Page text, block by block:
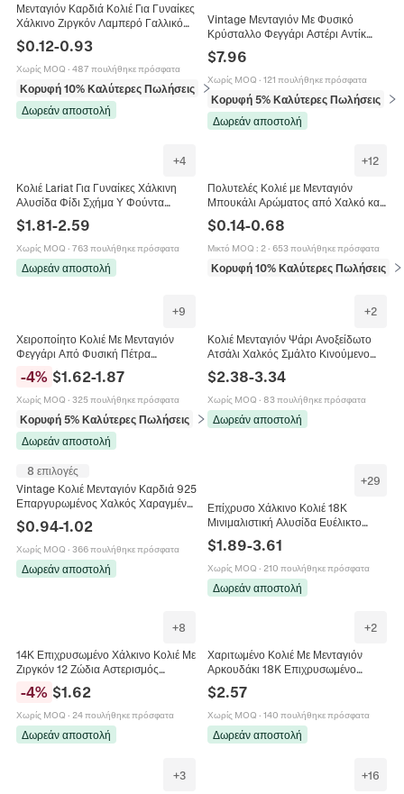
Μενταγιόν Καρδιά Κολιέ Για Γυναίκες
Χάλκινο Ζιργκόν Λαμπερό Γαλλικό
Δώρο
$0.12-0.93
Χωρίς MOQ · 487 πουλήθηκε πρόσφατα
Κορυφή 10% Καλύτερες Πωλήσεις
σε Κολιέ
Δωρεάν αποστολή
Vintage Μενταγιόν Με Φυσικό
Κρύσταλλο Φεγγάρι Αστέρι Αντίκ
Μπρούτζος Χαλκός Χειροποίητα
Κοσμήματα Boho Δώρο Γυναίκες
$7.96
Χωρίς MOQ · 121 πουλήθηκε πρόσφατα
Κορυφή 5% Καλύτερες Πωλήσεις
σε
Δωρεάν αποστολή
+4
Κολιέ Lariat Για Γυναίκες Χάλκινη
Αλυσίδα Φίδι Σχήμα Υ Φούντα
Μακρύς Κόμπος Σχέδιο
Μινιμαλιστικά Κοσμήματα Μόδας
$1.81-2.59
Χωρίς MOQ · 763 πουλήθηκε πρόσφατα
Δωρεάν αποστολή
+12
Πολυτελές Κολιέ με Μενταγιόν
Μπουκάλι Αρώματος από Χαλκό και
Ζιρκόνια Για Γυναίκες Πλήρες Στρας
Γεωμετρικό Ένθετο Αλυσίδα Κλείδας
Κοσμήματα
$0.14-0.68
Μικτό MOQ : 2· 653 πουλήθηκε πρόσφατα
Κορυφή 10% Καλύτερες Πωλήσεις
+9
Χειροποίητο Κολιέ Με Μενταγιόν
Φεγγάρι Από Φυσική Πέτρα
Vintage Κόσμημα Για Γυναίκες
-4% $1.62-1.87
Χωρίς MOQ · 325 πουλήθηκε πρόσφατα
Κορυφή 5% Καλύτερες Πωλήσεις
σε Κολιέ
Δωρεάν αποστολή
+2
Κολιέ Μενταγιόν Ψάρι Ανοξείδωτο
Ατσάλι Χαλκός Σμάλτο Κινούμενο
Γυναίκες Δώρο
$2.38-3.34
Χωρίς MOQ · 83 πουλήθηκε πρόσφατα
Δωρεάν αποστολή
8 επιλογές
Vintage Κολιέ Μενταγιόν Καρδιά 925
Επαργυρωμένος Χαλκός Χαραγμένα
Φίδι Κοσμήματα Γυναίκα
$0.94-1.02
Χωρίς MOQ · 366 πουλήθηκε πρόσφατα
Δωρεάν αποστολή
+29
Επίχρυσο Χάλκινο Κολιέ 18Κ
Μινιμαλιστική Αλυσίδα Ευέλικτο
Γυναικείο Κόσμημα Για Τον Λαιμό
Κομψό Μόδα
$1.89-3.61
Χωρίς MOQ · 210 πουλήθηκε πρόσφατα
Δωρεάν αποστολή
+8
14Κ Επιχρυσωμένο Χάλκινο Κολιέ Με
Ζιργκόν 12 Ζώδια Αστερισμός
Στρογγυλό Διάτρητο Μενταγιόν Για
Γυναίκες Κομψά Κοσμήματα Μόδας
-4% $1.62
Χωρίς MOQ · 24 πουλήθηκε πρόσφατα
Δωρεάν αποστολή
+2
Χαριτωμένο Κολιέ Με Μενταγιόν
Αρκουδάκι 18K Επιχρυσωμένο
Χαλκό Μικρό Παβέ Πολύχρωμο
Ζιργκόν Μοντέρνα Κοσμήματα Για
Γυναίκες
$2.57
Χωρίς MOQ · 140 πουλήθηκε πρόσφατα
Δωρεάν αποστολή
+3 +16